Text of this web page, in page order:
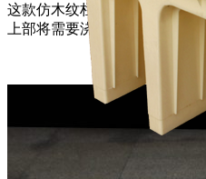
这款仿木纹栏片 塑料模具在用
上部将需要浇筑的混凝土浇